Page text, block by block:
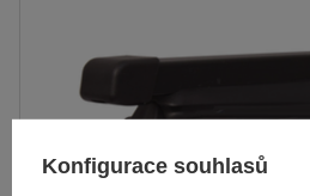
Konfigurace souhlasů